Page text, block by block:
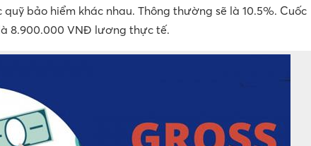
bảo hiểm khác nhau. Thông thường sẽ là 10.5%. Cuốc
8.900.000 VNĐ lương thực tế.